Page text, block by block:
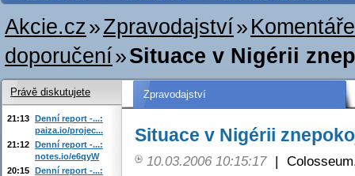
Akcie.cz»Zpravodajství»
doporučení»Situace v Nigérii
Zpravodajství
Situace v Nigérii
10.03.2006 10:15:17 |
Právě diskutujete
21:13 Denní report -...:
paiza.io/projec...
21:12 Denní report -...:
notes.io/e6qyW
20:15 Denní report -...: